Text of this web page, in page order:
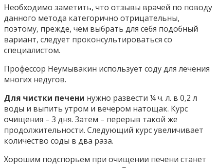
Необходимо заметить, что отзывы врачей по поводу
данного метода категорично отрицательны,
поэтому, прежде, чем выбрать для себя подобный
вариант, следует проконсультироваться со
специалистом.
Профессор Неумывакин использует соду для лечения
многих недугов.
Для чистки печени нужно развести ¼ ч. л. в 0,2 л
воды и выпить утром и вечером натощак. Курс
очищения – 3 дня. Затем – перерыв такой же
продолжительности. Следующий курс увеличивает
количество соды в два раза.
Хорошим подспорьем при очищении печени станет